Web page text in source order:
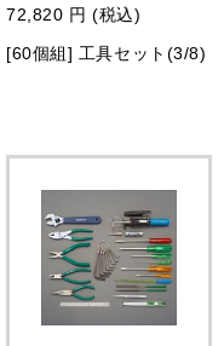
72,820 円 (税込)
[60個組] 工具セット(3/8)